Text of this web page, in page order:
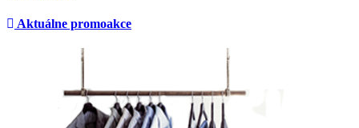
Aktuálne promoakce